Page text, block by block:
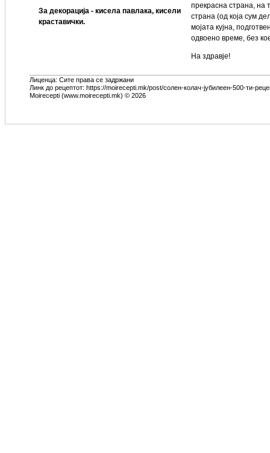
За декорација - кисела павлака, кисели
краставички.
прекрасна страна, на
страна (од која сум
мојата кујна,
одвоено време, без
На здравје!
Лиценца: Сите права се задржани
Линк до рецептот: https://moirecepti.mk/post/солен-колач-јубилеен-500-ти-
Moirecepti (www.moirecepti.mk) © 2026